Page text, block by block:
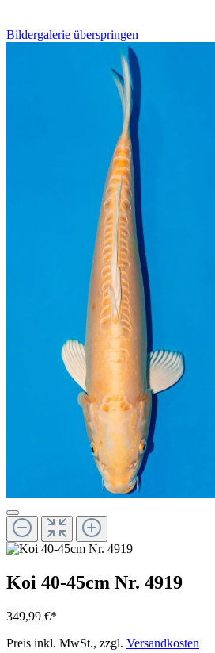
Bildergalerie überspringen
Koi 40-45cm Nr. 4919
349,99 €*
Preis inkl. MwSt., zzgl. Versandkosten